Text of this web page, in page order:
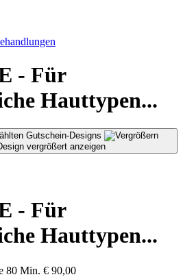
- Für
Hauttypen...
vergrößert anzeigen
- Für
Hauttypen...
80 Min. € 90,00